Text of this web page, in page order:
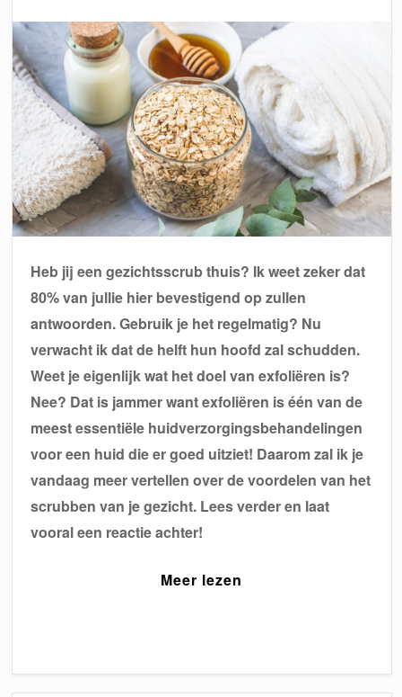
Heb jij een gezichtsscrub thuis? Ik weet zeker dat
80% van jullie hier bevestigend op zullen
antwoorden. Gebruik je het regelmatig? Nu
verwacht ik dat de helft hun hoofd zal schudden.
Weet je eigenlijk wat het doel van exfoliëren is?
Nee? Dat is jammer want exfoliëren is één van de
meest essentiële huidverzorgingsbehandelingen
voor een huid die er goed uitziet! Daarom zal ik je
vandaag meer vertellen over de voordelen van het
scrubben van je gezicht. Lees verder en laat
vooral een reactie achter!
Meer lezen